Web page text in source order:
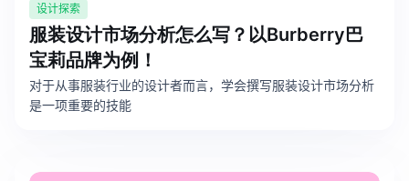
设计探索
服装设计市场分析怎么写？以Burberry巴
宝莉品牌为例！
对于从事服装行业的设计者而言，学会撰写服装设计市场分析
是一项重要的技能